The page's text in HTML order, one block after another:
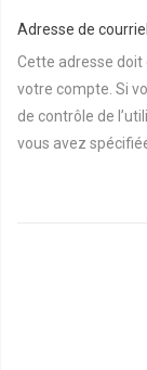
Adresse de
Cette adresse doit
votre compte. Si
de contrôle de
vous avez